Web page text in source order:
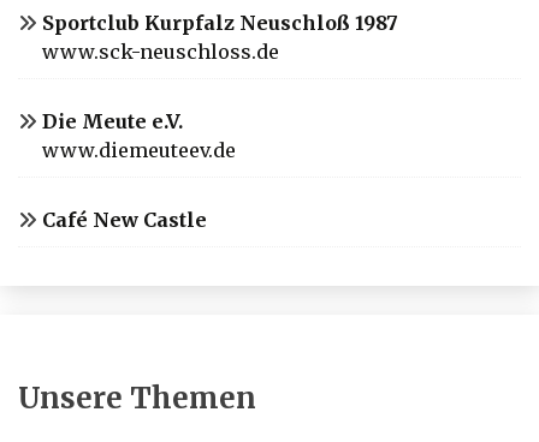
Sportclub Kurpfalz Neuschloß 1987
www.sck-neuschloss.de
Die Meute e.V.
www.diemeuteev.de
Café New Castle
Unsere Themen